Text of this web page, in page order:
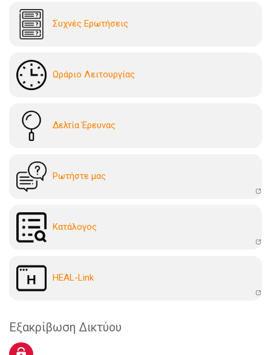
Συχνές Ερωτήσεις
Ωράριο Λειτουργίας
Δελτία Έρευνας
Ρωτήστε μας
Kατάλογoς
HEAL-Link
Εξακρίβωση Δικτύου